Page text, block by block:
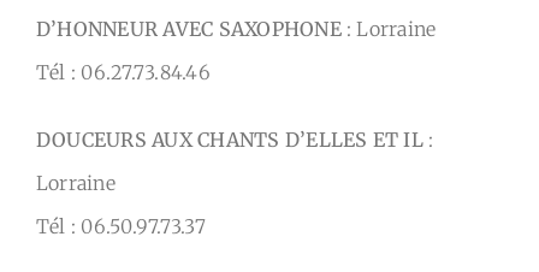
D’HONNEUR AVEC SAXOPHONE: Lorraine
Tél : 06.27.73.84.46
DOUCEURS AUX CHANTS D’ELLES ET IL:
Lorraine
Tél : 06.50.97.73.37